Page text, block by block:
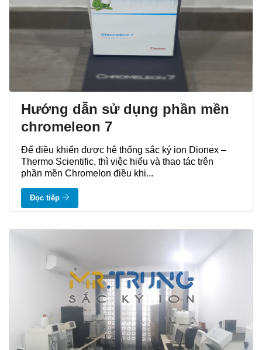
Hướng dẫn sử dụng phần mền
chromeleon 7
Để điều khiển được hệ thống sắc ký ion Dionex –
Thermo Scientific, thì việc hiểu và thao tác trên
phần mền Chromelon điều khi...
Đọc tiếp